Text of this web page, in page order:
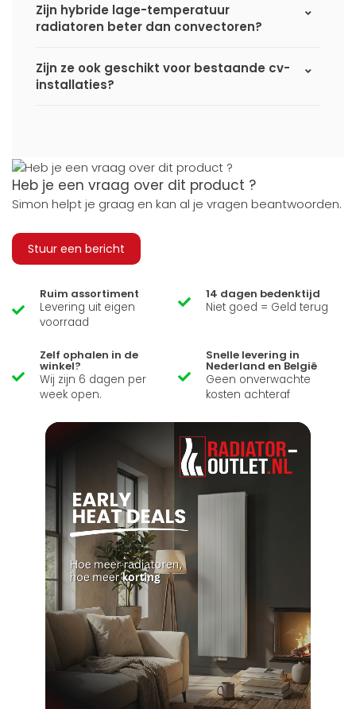
Zijn hybride lage-temperatuur
radiatoren beter dan convectoren?
Zijn ze ook geschikt voor bestaande cv-
installaties?
Heb je een vraag over dit product ?
Simon helpt je graag en kan al je vragen beantwoorden.
Stuur een bericht
Ruim assortiment
Levering uit eigen
voorraad
14 dagen bedenktijd
Niet goed = Geld terug
Zelf ophalen in de
winkel?
Wij zijn 6 dagen per
week open.
Snelle levering in
Nederland en België
Geen onverwachte
kosten achteraf